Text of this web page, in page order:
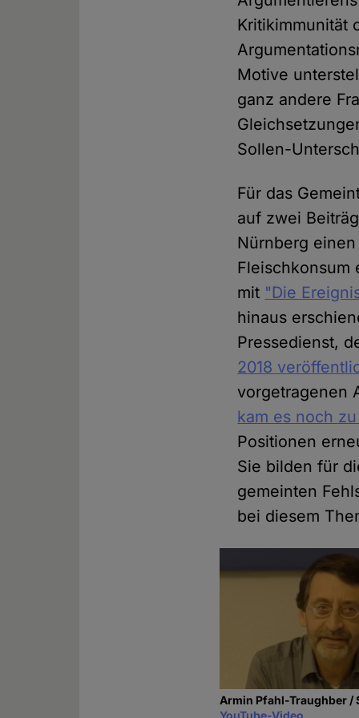
Kritikimmunität
Motive
ganz andere
Sollen-
Für das
auf zwei
Nürnberg
Fleischkonsum
mit "Die
hinaus
Pressedienst,
2018
vorgetragenen
kam es noch
Positionen
Sie bilden für
gemeinten
bei diesem
Armin Pfahl-Traughber /